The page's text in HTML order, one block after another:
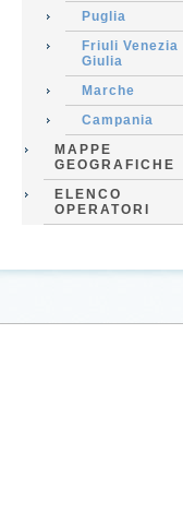
Puglia
Friuli Venezia
Giulia
Marche
Campania
MAPPE
GEOGRAFICHE
ELENCO
OPERATORI